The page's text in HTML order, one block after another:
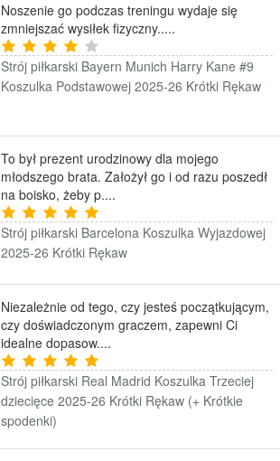
Noszenie go podczas treningu wydaje się
zmniejszać wysiłek fizyczny.....
Strój piłkarski Bayern Munich Harry Kane #9
Koszulka Podstawowej 2025-26 Krótki Rękaw
To był prezent urodzinowy dla mojego
młodszego brata. Założył go i od razu poszedł
na boisko, żeby p....
Strój piłkarski Barcelona Koszulka Wyjazdowej
2025-26 Krótki Rękaw
Niezależnie od tego, czy jesteś początkującym,
czy doświadczonym graczem, zapewni Ci
idealne dopasow....
Strój piłkarski Real Madrid Koszulka Trzeciej
dziecięce 2025-26 Krótki Rękaw (+ Krótkie
spodenki)